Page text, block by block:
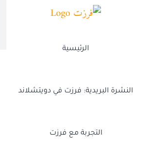
الرئيسية
النشرة البريدية: فرزت في دويتشلاند
التجربة مع فرزت